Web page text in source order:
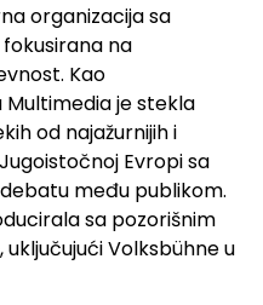
organizacija sa
fokusirana na
Kao
je stekla
od najažurnijih i
Evropi sa
među publikom.
sa pozorišnim
Volksbühne u